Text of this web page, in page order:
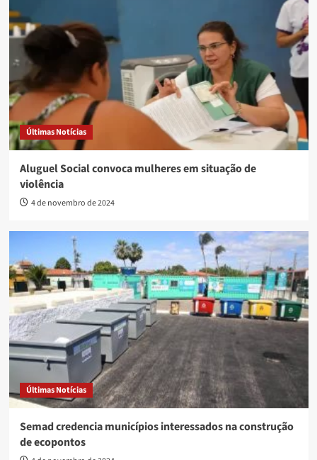
Últimas Notícias
Aluguel Social convoca mulheres em situação de
violência
4 de novembro de 2024
Últimas Notícias
Semad credencia municípios interessados na construção
de ecopontos